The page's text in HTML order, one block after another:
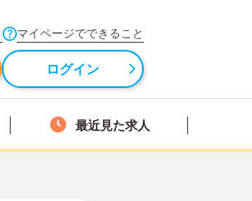
マイページでできること
ログイン
最近見た求人